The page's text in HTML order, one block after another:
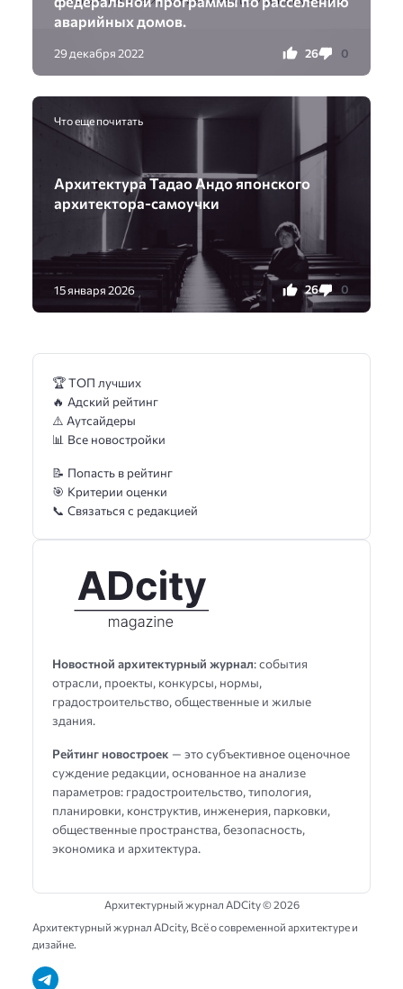
аварийных домов.
29 декабря 2022 26 0
Что еще почитать
Архитектура Тадао Андо японского
архитектора-самоучки
15 января 2026 26 0
Новостной архитектурный журнал: события
отрасли, проекты, конкурсы, нормы,
градостроительство, общественные и жилые
здания.
Рейтинг новостроек — это субъективное оценочное
суждение редакции, основанное на анализе
параметров: градостроительство, типология,
планировки, конструктив, инженерия, парковки,
общественные пространства, безопасность,
экономика и архитектура.
🏆 ТОП лучших
🔥 Адский рейтинг
⚠️ Аутсайдеры
📊 Все новостройки
📝 Попасть в рейтинг
🎯 Критерии оценки
📞 Связаться с редакцией
Архитектурный журнал ADCity ©2026
Архитектурный журнал ADсity, Всё о современной архитектуре и
дизайне.